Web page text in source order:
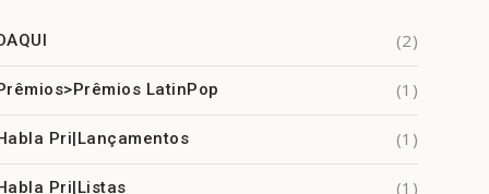
(2)
LatinPop (1)
Pri|Lançamentos (1)
Pri|Listas (1)